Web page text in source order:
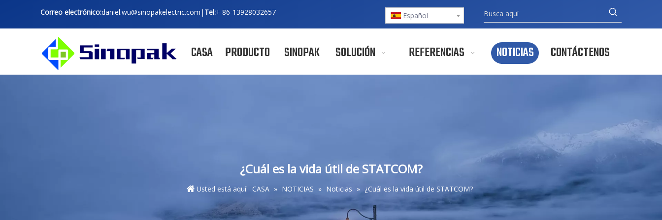
Correo electrónico:daniel.wu@sinopakelectric.com | Tel:+ 86-13928032657 Español
CASA PRODUCTO SINOPAK SOLUCIÓN REFERENCIAS NOTICIAS CONTÁCTENOS
¿Cuál es la vida útil de STATCOM?
Usted está aquí: CASA » NOTICIAS » Noticias » ¿Cuál es la vida útil de STATCOM?